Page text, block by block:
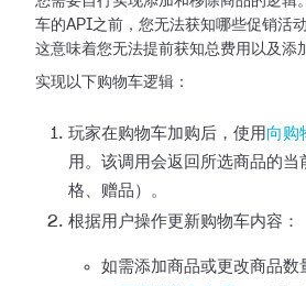
车的API之前，您无法获知哪些促销活
这意味着您无法提前获知总费用以及添
实现以下购物车逻辑：
玩家在购物车加购后，使用 向购
用。该调用会返回所选商品的当
格、赠品）。
根据用户操作更新购物车内容：
如需添加商品或更改商品数